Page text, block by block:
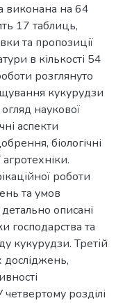
виконана на 64
17 таблиць,
та пропозиції
в кількості 54
розглянуто
кукурудзи
наукової
аспекти
біологічні
роботи
та умов
описані
господарства та
кукурудзи. Третій
досліджень,
розділі